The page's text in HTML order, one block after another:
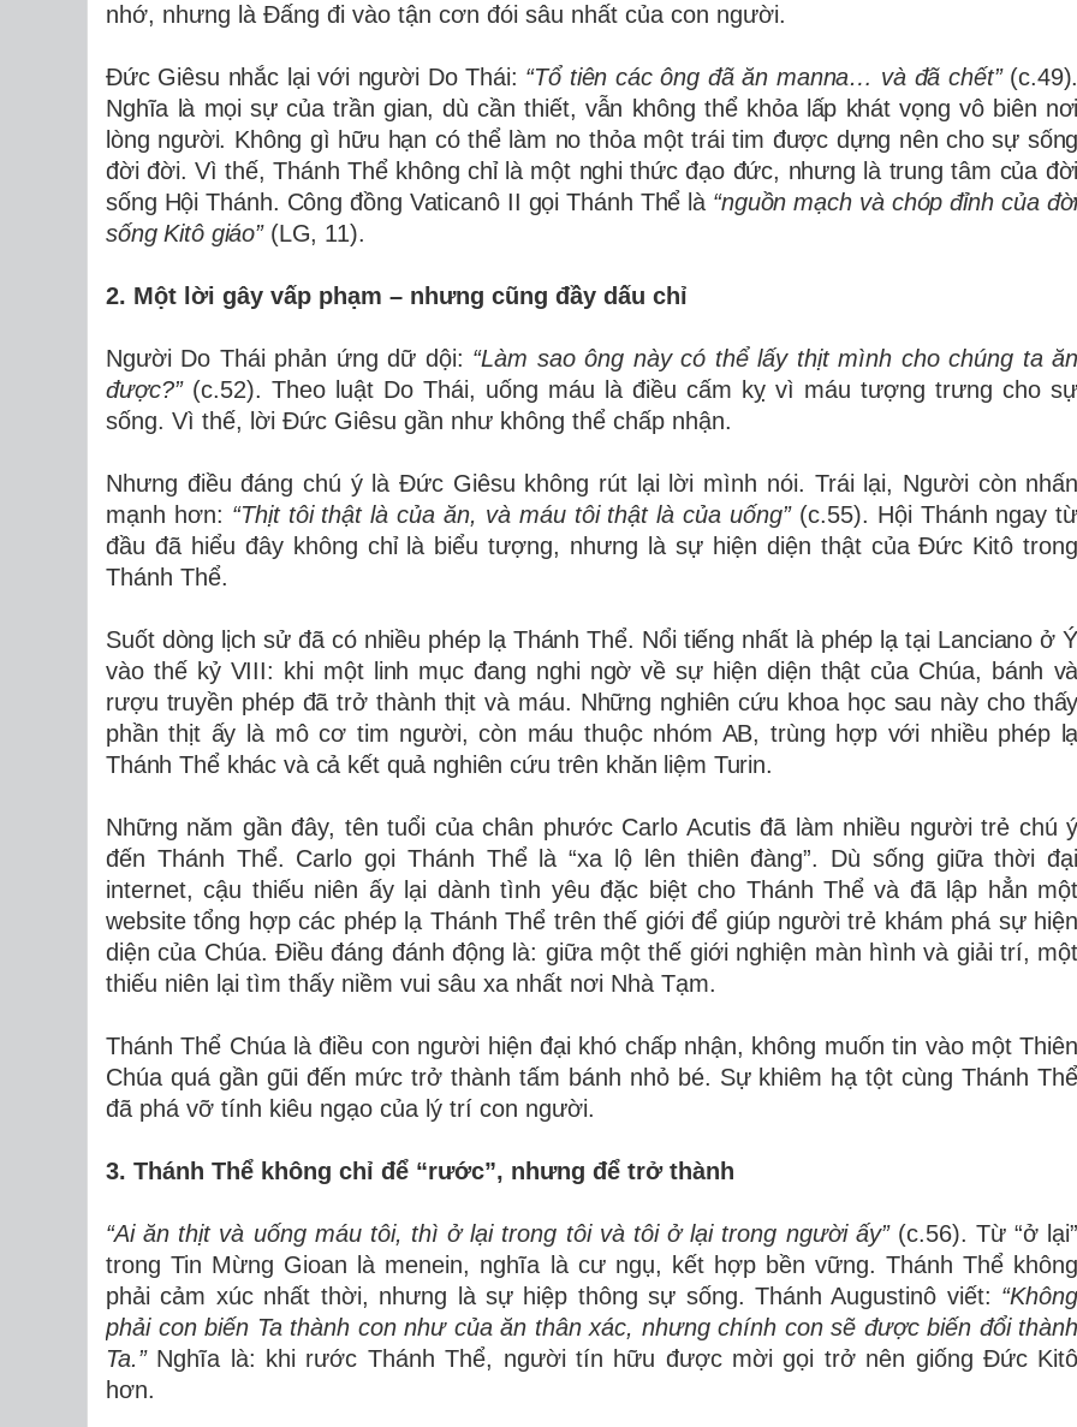
nhớ, nhưng là Đấng đi vào tận cơn đói sâu nhất của con người.
Đức Giêsu nhắc lại với người Do Thái: “Tổ tiên các ông đã ăn manna… và đã chết” (c.49).
Nghĩa là mọi sự của trần gian, dù cần thiết, vẫn không thể khỏa lấp khát vọng vô biên nơi
lòng người. Không gì hữu hạn có thể làm no thỏa một trái tim được dựng nên cho sự sống
đời đời. Vì thế, Thánh Thể không chỉ là một nghi thức đạo đức, nhưng là trung tâm của đời
sống Hội Thánh. Công đồng Vaticanô II gọi Thánh Thể là “nguồn mạch và chóp đỉnh của đời
sống Kitô giáo”(LG, 11).
2. Một lời gây vấp phạm – nhưng cũng đầy dấu chỉ
Người Do Thái phản ứng dữ dội: “Làm sao ông này có thể lấy thịt mình cho chúng ta ăn
được?”(c.52). Theo luật Do Thái, uống máu là điều cấm kỵ vì máu tượng trưng cho sự
sống. Vì thế, lời Đức Giêsu gần như không thể chấp nhận.
Nhưng điều đáng chú ý là Đức Giêsu không rút lại lời mình nói. Trái lại, Người còn nhấn
mạnh hơn: “Thịt tôi thật là của ăn, và máu tôi thật là của uống” (c.55). Hội Thánh ngay từ
đầu đã hiểu đây không chỉ là biểu tượng, nhưng là sự hiện diện thật của Đức Kitô trong
Thánh Thể.
Suốt dòng lịch sử đã có nhiều phép lạ Thánh Thể. Nổi tiếng nhất là phép lạ tại Lanciano ở Ý
vào thế kỷ VIII: khi một linh mục đang nghi ngờ về sự hiện diện thật của Chúa, bánh và
rượu truyền phép đã trở thành thịt và máu. Những nghiên cứu khoa học sau này cho thấy
phần thịt ấy là mô cơ tim người, còn máu thuộc nhóm AB, trùng hợp với nhiều phép lạ
Thánh Thể khác và cả kết quả nghiên cứu trên khăn liệm Turin.
Những năm gần đây, tên tuổi của chân phước Carlo Acutis đã làm nhiều người trẻ chú ý
đến Thánh Thể. Carlo gọi Thánh Thể là “xa lộ lên thiên đàng”. Dù sống giữa thời đại
internet, cậu thiếu niên ấy lại dành tình yêu đặc biệt cho Thánh Thể và đã lập hẳn một
website tổng hợp các phép lạ Thánh Thể trên thế giới để giúp người trẻ khám phá sự hiện
diện của Chúa. Điều đáng đánh động là: giữa một thế giới nghiện màn hình và giải trí, một
thiếu niên lại tìm thấy niềm vui sâu xa nhất nơi Nhà Tạm.
Thánh Thể Chúa là điều con người hiện đại khó chấp nhận, không muốn tin vào một Thiên
Chúa quá gần gũi đến mức trở thành tấm bánh nhỏ bé. Sự khiêm hạ tột cùng Thánh Thể
đã phá vỡ tính kiêu ngạo của lý trí con người.
3. Thánh Thể không chỉ để “rước”, nhưng để trở thành
“Ai ăn thịt và uống máu tôi, thì ở lại trong tôi và tôi ở lại trong người ấy”(c.56). Từ “ở lại”
trong Tin Mừng Gioan là menein, nghĩa là cư ngụ, kết hợp bền vững. Thánh Thể không
phải cảm xúc nhất thời, nhưng là sự hiệp thông sự sống. Thánh Augustinô viết: “Không
phải con biến Ta thành con như của ăn thân xác, nhưng chính con sẽ được biến đổi thành
Ta.”Nghĩa là: khi rước Thánh Thể, người tín hữu được mời gọi trở nên giống Đức Kitô
hơn.